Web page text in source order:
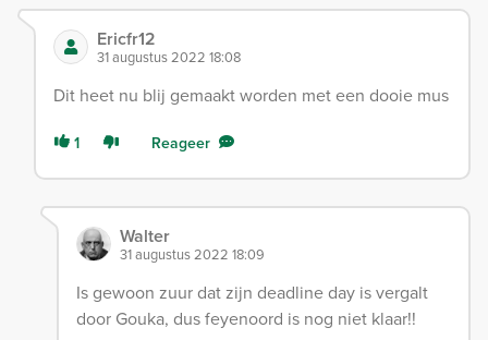
Ericfr12
31 augustus 2022 18:08
Dit heet nu blij gemaakt worden met een dooie mus
1 Reageer
Walter
31 augustus 2022 18:09
Is gewoon zuur dat zijn deadline day is vergalt
door Gouka, dus feyenoord is nog niet klaar!!